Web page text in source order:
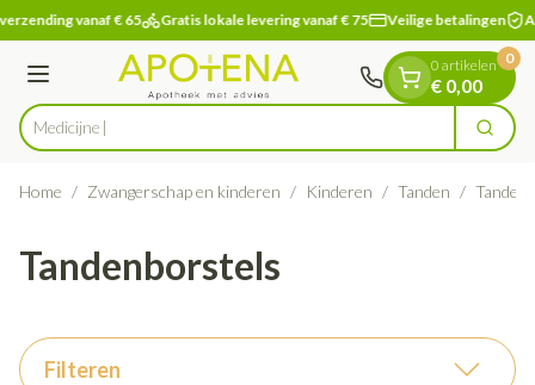
Ga naar de inhoud
1 van 1vanaf € 65 Gratis lokale levering vanaf € 75 Veilige betalingen
Menu
Product, merk, categorie... Zoek
0 artikelen
€ 0,00
0
Home / Zwangerschap en kinderen / Kinderen / Tanden /
Tandenborstels
Filteren